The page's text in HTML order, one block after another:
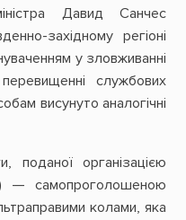
Давид Санчес
західному регіоні
у зловживанні
службових
висунуто аналогічні
поданої організацією
— самопроголошеною
колами, яка